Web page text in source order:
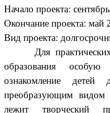
Начало проекта:
Окончание проекта: май
Вид проекта:
Для
образования особую
ознакомление детей
преобразующим видом
лежит творческий